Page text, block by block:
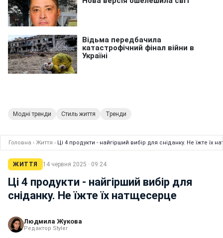
Модні тренди Стиль життя Тренди
Головна › Життя › Ці 4 продукти - найгірший вибір для сніданку. Не їжте їх
ЖИТТЯ 14 червня 2025 · 09:24
Ці 4 продукти - найгірший вибір для
сніданку. Не їжте їх натщесерце
Людмила Жукова
Редактор Styler